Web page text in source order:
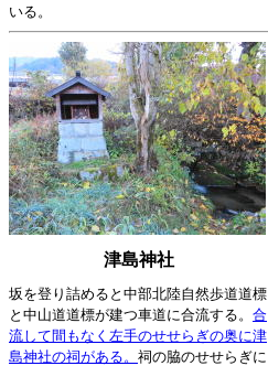
いる。
津島神社
坂を登り詰めると中部北陸自然歩道道標
と中山道道標が建つ車道に合流する。 合
流して間もなく左手のせせらぎの奥に津
島神社の祠がある。 祠の脇のせせらぎに